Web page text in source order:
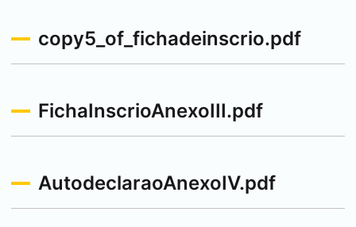
copy5_of_fichadeinscrio.pdf
FichaInscrioAnexoIII.pdf
AutodeclaraoAnexoIV.pdf